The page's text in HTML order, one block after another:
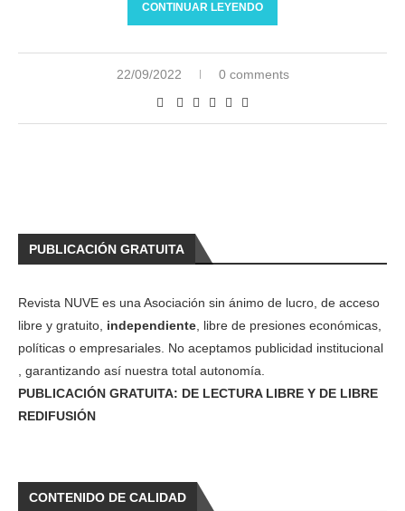
CONTINUAR LEYENDO
22/09/2022 0 comments
PUBLICACIÓN GRATUITA
Revista NUVE es una Asociación sin ánimo de lucro, de acceso
libre y gratuito, independiente , libre de presiones económicas,
políticas o empresariales. No aceptamos publicidad institucional
, garantizando así nuestra total autonomía.
PUBLICACIÓN GRATUITA: DE LECTURA LIBRE Y DE LIBRE
REDIFUSIÓN
CONTENIDO DE CALIDAD